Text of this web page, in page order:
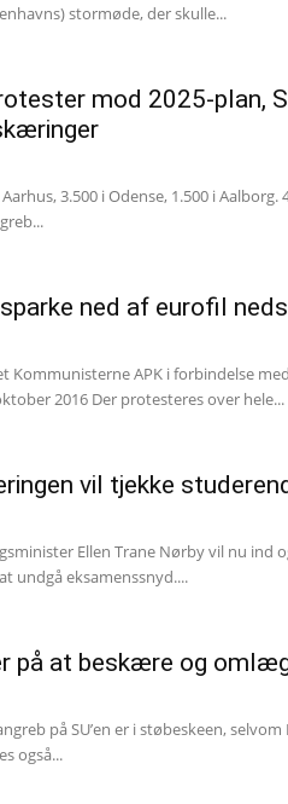
stormøde, der skulle...
mod 2025-plan,
3.500 i Odense, 1.500 i
ned af eurofil
Kommunisterne APK i forbindelse
2016 Der protesteres over hele...
vil tjekke
Ellen Trane Nørby vil nu ind
undgå eksamenssnyd....
på at beskære og
på SU’en er i støbeskeen,
også...